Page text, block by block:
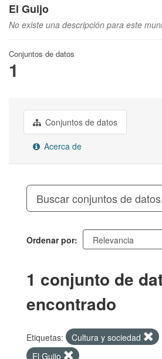
El Guijo
No existe una descripción para este
Conjuntos de datos
1
Conjuntos de datos
Acerca de
Ordenar por
1 conjunto de
encontrado
Etiquetas: Cultura y sociedad
El Guijo